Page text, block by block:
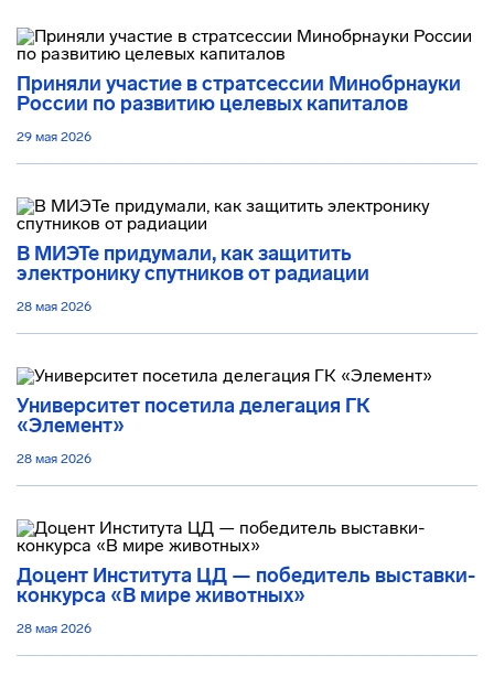
Приняли участие в стратсессии Минобрнауки
России по развитию целевых капиталов
29 мая 2026
В МИЭТе придумали, как защитить
электронику спутников от радиации
28 мая 2026
Университет посетила делегация ГК
«Элемент»
28 мая 2026
Доцент Института ЦД — победитель выставки-
конкурса «В мире животных»
28 мая 2026